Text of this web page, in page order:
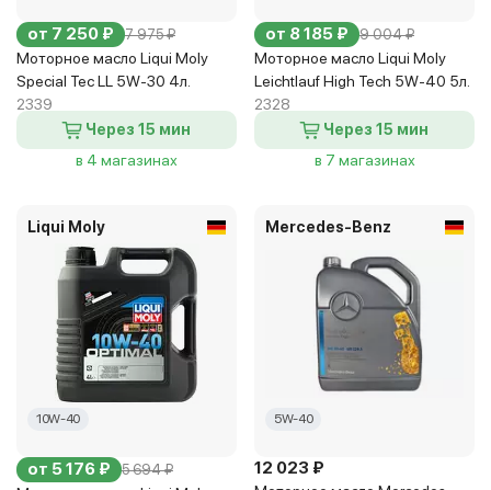
от 7 250 ₽ 7 975 ₽
Моторное масло Liqui Moly
Special Tec LL 5W-30 4л.
2339
Через 15 мин
в 4 магазинах
от 8 185 ₽ 9 004 ₽
Моторное масло Liqui Moly
Leichtlauf High Tech 5W-40 5л.
2328
Через 15 мин
в 7 магазинах
Liqui Moly
10W-40
от 5 176 ₽ 5 694 ₽
Mercedes-Benz
5W-40
12 023 ₽